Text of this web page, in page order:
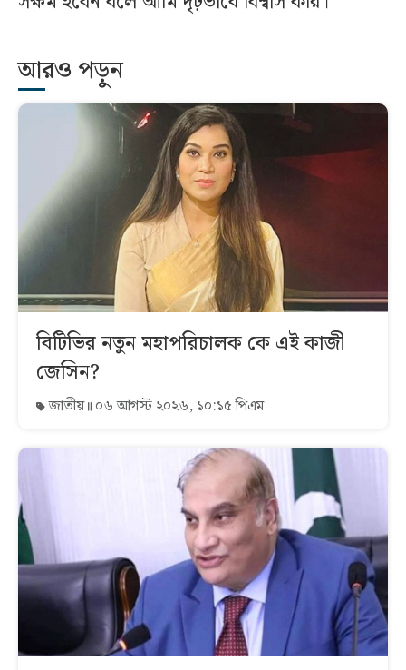
আরও পড়ুন
বিটিভির নতুন মহাপরিচালক কে এই কাজী
জেসিন?
জাতীয় ০৬ আগস্ট ২০২৬, ১০:১৫ পিএম